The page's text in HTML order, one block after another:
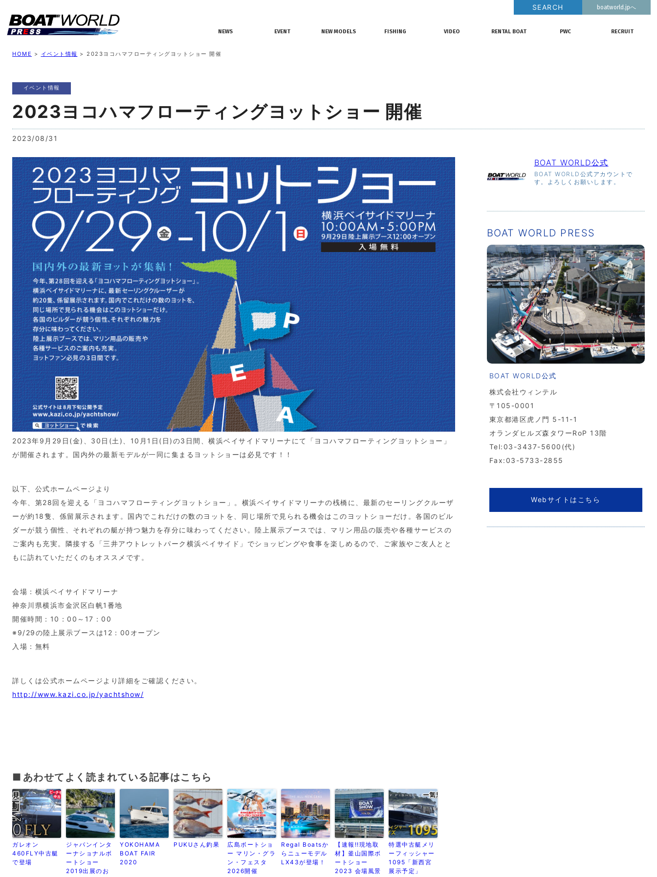
boatworld.jpへ
SEARCH
NEWS
業界ニュース
EVENT NEW MODELS FISHING VIDEO RENTAL BOAT PWC RECRUIT
動画チャンネル リクルート
HOME > イベント情報 > 2023ヨコハマフローティングヨットショー 開催
イベント情報
2023ヨコハマフローティングヨットショー 開催
2023/08/31
2023年9月29日(金)、30日(土)、10月1日(日)の3日間、横浜ベイサイドマリーナにて「ヨコハマフローティングヨットショー」
が開催されます。国内外の最新モデルが一同に集まるヨットショーは必見です！！
以下、公式ホームページより
今年、第28回を迎える「ヨコハマフローティングヨットショー」。横浜ベイサイドマリーナの桟橋に、最新のセーリングクルーザ
ーが約18隻、係留展示されます。国内でこれだけの数のヨットを、同じ場所で見られる機会はこのヨットショーだけ。各国のビル
ダーが競う個性、それぞれの艇が持つ魅力を存分に味わってください。陸上展示ブースでは、マリン用品の販売や各種サービスの
ご案内も充実。隣接する「三井アウトレットパーク横浜ベイサイド」でショッピングや食事を楽しめるので、ご家族やご友人とと
もに訪れていただくのもオススメです。
会場：横浜ベイサイドマリーナ
神奈川県横浜市金沢区白帆1番地
開催時間：10：00～17：00
※9/29の陸上展示ブースは12：00オープン
入場：無料
詳しくは公式ホームページより詳細をご確認ください。
http://www.kazi.co.jp/yachtshow/
あわせてよく読まれている記事はこちら
ガレオン
460FLY中古艇
で登場
ジャパンインタ
ーナショナルボ
ートショー
2019出展のお
YOKOHAMA
BOAT FAIR
2020
PUKUさん釣果
広島ボートショ
ー マリン・グラ
ン・フェスタ
2026開催
Regal Boatsか
らニューモデル
LX43が登場！
【速報!!現地取
材】釜山国際ボ
ートショー
2023 会場風景
特選中古艇メリ
ーフィッシャー
1095「新西宮
展示予定」
BOAT WORLD公式
BOAT WORLD公式アカウントで
す。よろしくお願いします。
BOAT WORLD PRESS
BOAT WORLD公式
株式会社ウィンテル
〒105-0001
東京都港区虎ノ門 5-11-1
オランダヒルズ森タワーRoP 13階
Tel:03-3437-5600(代)
Fax:03-5733-2855
Webサイトはこちら